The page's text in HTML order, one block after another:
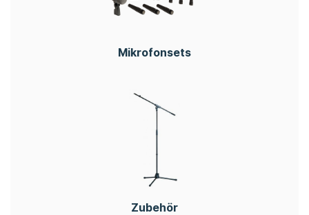
Mikrofonsets
Zubehör